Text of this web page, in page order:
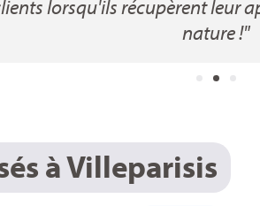
lorsqu'ils récupèrent leur
nature !"
à Villeparisis